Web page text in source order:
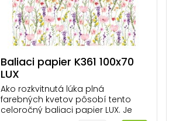
Baliaci papier K361 100x70
LUX
Ako rozkvitnutá lúka plná
farebných kvetov pôsobí tento
celoročný baliaci papier LUX. Je